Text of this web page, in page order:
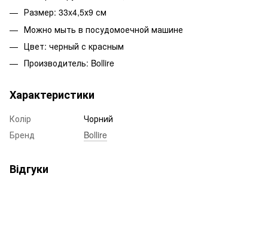
Размер: 33x4,5х9 см
Можно мыть в посудомоечной машине
Цвет: черный с красным
Производитель: Bollire
Характеристики
Колір
Чорний
Бренд
Bollire
Відгуки